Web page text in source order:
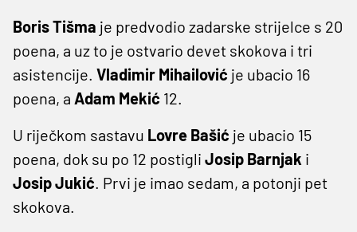
Boris Tišma je predvodio zadarske strijelce s 20
poena, a uz to je ostvario devet skokova i tri
asistencije. Vladimir Mihailović je ubacio 16
poena, a Adam Mekić 12.
U riječkom sastavu Lovre Bašić je ubacio 15
poena, dok su po 12 postigli Josip Barnjak i
Josip Jukić. Prvi je imao sedam, a potonji pet
skokova.